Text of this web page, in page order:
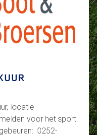
locatie
voor het sport
0252-